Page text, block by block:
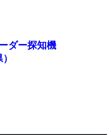
ダー探知機